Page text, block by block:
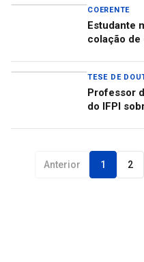
COERENTE
Estudante
colação de
TESE DE
Professor
do IFPI
Anterior 1 2